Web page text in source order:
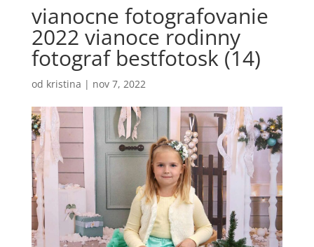
vianocne fotografovanie
2022 vianoce rodinny
fotograf bestfotosk (14)
od kristina | nov 7, 2022